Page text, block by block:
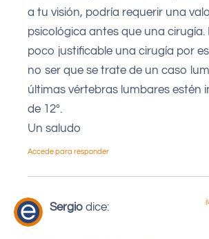
a tu visión, podría requerir una
psicológica antes que una cirugía.
poco justificable una cirugía por
no ser que se trate de un caso
últimas vértebras lumbares estén
de 12º.
Un saludo
Accede para responder
Sergio dice: